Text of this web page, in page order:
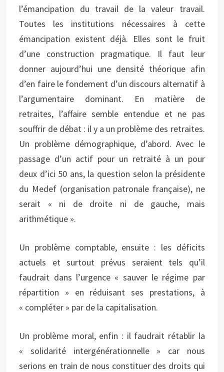
l’émancipation du travail de la valeur travail.
Toutes les institutions nécessaires à cette
émancipation existent déjà. Elles sont le fruit
d’une construction pragmatique. Il faut leur
donner aujourd’hui une densité théorique afin
d’en faire le fondement d’un discours alternatif à
l’argumentaire dominant. En matière de
retraites, l’affaire semble entendue et ne pas
souffrir de débat : il y a un problème des retraites.
Un problème démographique, d’abord. Avec le
passage d’un actif pour un retraité à un pour
deux d’ici 50 ans, la question selon la présidente
du Medef (organisation patronale française), ne
serait « ni de droite ni de gauche, mais
arithmétique ».
Un problème comptable, ensuite : les déficits
actuels et surtout prévus seraient tels qu’il
faudrait dans l’urgence « sauver le régime par
répartition » en réduisant ses prestations, à
« compléter » par de la capitalisation.
Un problème moral, enfin : il faudrait rétablir la
« solidarité intergénérationnelle » car nous
serions en train de nous constituer des droits qui